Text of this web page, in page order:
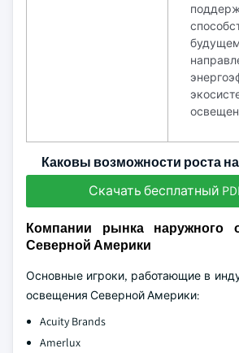
Каковы возможности роста
Скачать бесплатный
Компании рынка наружного
Северной Америки
Основные игроки, работающие в
освещения Северной Америки:
Acuity Brands
Amerlux